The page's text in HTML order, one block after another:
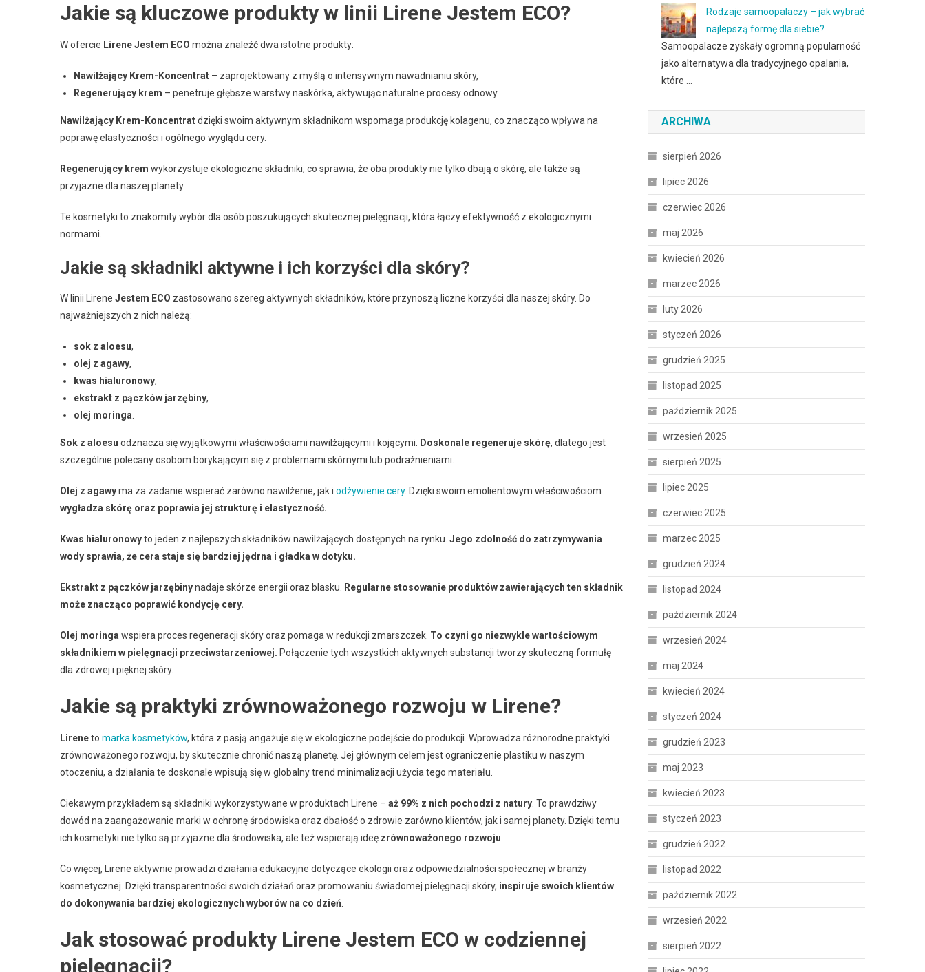
Jakie są kluczowe produkty w linii Lirene Jestem ECO?
W ofercie Lirene Jestem ECO można znaleźć dwa istotne produkty:
Nawilżający Krem-Koncentrat – zaprojektowany z myślą o intensywnym nawadnianiu skóry,
Regenerujący krem – penetruje głębsze warstwy naskórka, aktywując naturalne procesy odnowy.
Nawilżający Krem-Koncentratdzięki swoim aktywnym składnikom wspomaga produkcję kolagenu, co znacząco wpływa na
poprawę elastyczności i ogólnego wyglądu cery.
Regenerujący krem wykorzystuje ekologiczne składniki, co sprawia, że oba produkty nie tylko dbają o skórę, ale także są
przyjazne dla naszej planety.
Te kosmetyki to znakomity wybór dla osób poszukujących skutecznej pielęgnacji, która łączy efektywność z ekologicznymi
normami.
Jakie są składniki aktywne i ich korzyści dla skóry?
W linii Lirene Jestem ECO zastosowano szereg aktywnych składników, które przynoszą liczne korzyści dla naszej skóry. Do
najważniejszych z nich należą:
sok z aloesu,
olej z agawy,
kwas hialuronowy,
ekstrakt z pączków jarzębiny,
olej moringa
Sok z aloesu odznacza się wyjątkowymi właściwościami nawilżającymi i kojącymi. Doskonale regeneruje skórę, dlatego jest
szczególnie polecany osobom borykającym się z problemami skórnymi lub podrażnieniami.
Olej z agawyma za zadanie wspierać zarówno nawilżenie, jak i odżywienie cery. Dzięki swoim emolientowym właściwościom
wygładza skórę oraz poprawia jej strukturę i elastyczność.
Kwas hialuronowyto jeden z najlepszych składników nawilżających dostępnych na rynku. Jego zdolność do zatrzymywania
wody sprawia, że cera staje się bardziej jędrna i gładka w dotyku.
Ekstrakt z pączków jarzębinynadaje skórze energii oraz blasku.
Regularne stosowanie produktów zawierających ten składnik
może znacząco poprawić kondycję cery.
Olej moringa wspiera proces regeneracji skóry oraz pomaga w redukcji zmarszczek. To czyni go niezwykle wartościowym
składnikiem w pielęgnacji przeciwstarzeniowej. Połączenie tych wszystkich aktywnych substancji tworzy skuteczną formułę
dla zdrowej i pięknej skóry.
Jakie są praktyki zrównoważonego rozwoju w Lirene?
Lireneto marka kosmetyków, która z pasją angażuje się w ekologiczne podejście do produkcji. Wprowadza różnorodne praktyki
zrównoważonego rozwoju, by skutecznie chronić naszą planetę. Jej głównym celem jest ograniczenie plastiku w naszym
otoczeniu, a działania te doskonale wpisują się w globalny trend minimalizacji użycia tego materiału.
Ciekawym przykładem są składniki wykorzystywane w produktach Lirene – aż 99% z nich pochodzi z natury . To prawdziwy
dowód na zaangażowanie marki w ochronę środowiska oraz dbałość o zdrowie zarówno klientów, jak i samej planety. Dzięki temu
ich kosmetyki nie tylko są przyjazne dla środowiska, ale też wspierają ideę zrównoważonego rozwoju
Co więcej, Lirene aktywnie prowadzi działania edukacyjne dotyczące ekologii oraz odpowiedzialności społecznej w branży
kosmetycznej. Dzięki transparentności swoich działań oraz promowaniu świadomej pielęgnacji skóry, inspiruje swoich klientów
do dokonywania bardziej ekologicznych wyborów na co dzień
Jak stosować produkty Lirene Jestem ECO w codziennej
pielęgnacji?
Rodzaje samoopalaczy – jak wybrać
najlepszą formę dla siebie?
Samoopalacze zyskały ogromną popularność
jako alternatywa dla tradycyjnego opalania,
które …
ARCHIWA
sierpień 2026
lipiec 2026
czerwiec 2026
maj 2026
kwiecień 2026
marzec 2026
luty 2026
styczeń 2026
grudzień 2025
listopad 2025
październik 2025
wrzesień 2025
sierpień 2025
lipiec 2025
czerwiec 2025
marzec 2025
grudzień 2024
listopad 2024
październik 2024
wrzesień 2024
maj 2024
kwiecień 2024
styczeń 2024
grudzień 2023
maj 2023
kwiecień 2023
styczeń 2023
grudzień 2022
listopad 2022
październik 2022
wrzesień 2022
sierpień 2022